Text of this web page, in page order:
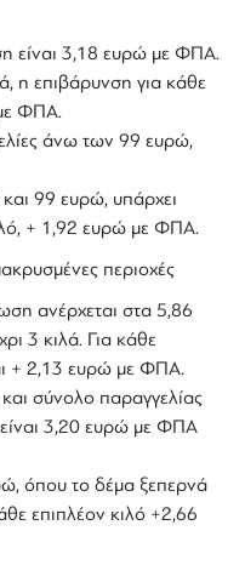
είναι 3,18 ευρώ με ΦΠΑ.
η επιβάρυνση για κάθε
ΦΠΑ.
άνω των 99 ευρώ,
και 99 ευρώ, υπάρχει
+ 1,92 ευρώ με ΦΠΑ.
περιοχές
ανέρχεται στα 5,86
3 κιλά. Για κάθε
+ 2,13 ευρώ με ΦΠΑ.
και σύνολο παραγγελίας
3,20 ευρώ με ΦΠΑ
όπου το δέμα ξεπερνά
επιπλέον κιλό +2,66